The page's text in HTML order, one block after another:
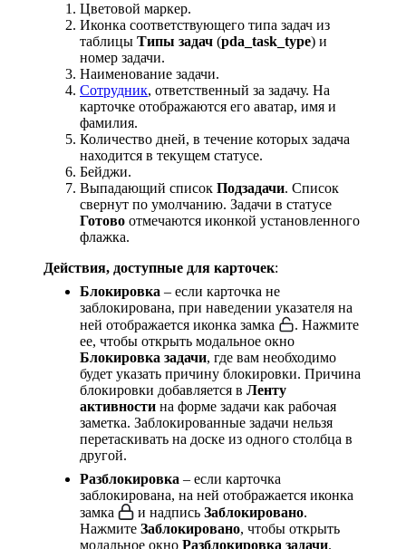
Цветовой маркер.
Иконка соответствующего типа задач из
таблицы Типы задач (pda_task_type) и
номер задачи.
Наименование задачи.
Сотрудник, ответственный за задачу. На
карточке отображаются его аватар, имя и
фамилия.
Количество дней, в течение которых задача
находится в текущем статусе.
Бейджи.
Выпадающий список Подзадачи. Список
свернут по умолчанию. Задачи в статусе
Готово отмечаются иконкой установленного
флажка.
Действия, доступные для карточек:
Блокировка – если карточка не
заблокирована, при наведении указателя на
ней отображается иконка замка
. Нажмите
ее, чтобы открыть модальное окно
Блокировка задачи, где вам необходимо
будет указать причину блокировки. Причина
блокировки добавляется в Ленту
активности на форме задачи как рабочая
заметка. Заблокированные задачи нельзя
перетаскивать на доске из одного столбца в
другой.
Разблокировка – если карточка
заблокирована, на ней отображается иконка
замка
и надпись Заблокировано.
Нажмите Заблокировано, чтобы открыть
модальное окно Разблокировка задачи.